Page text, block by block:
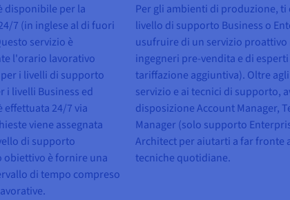
disponibile per la
7 (in inglese al di fuori
servizio è
l'orario lavorativo
i livelli di supporto
i livelli Business ed
effettuata 24/7 via
viene assegnata
di supporto
è fornire una
di tempo compreso
Per gli ambienti di produzione, ti
livello di supporto Business o
usufruire di un servizio
ingegneri pre-vendita e di
tariffazione aggiuntiva). Oltre
servizio e ai tecnici di supporto,
disposizione Account Manager,
Manager (solo supporto
Architect per aiutarti a far fronte
tecniche quotidiane.